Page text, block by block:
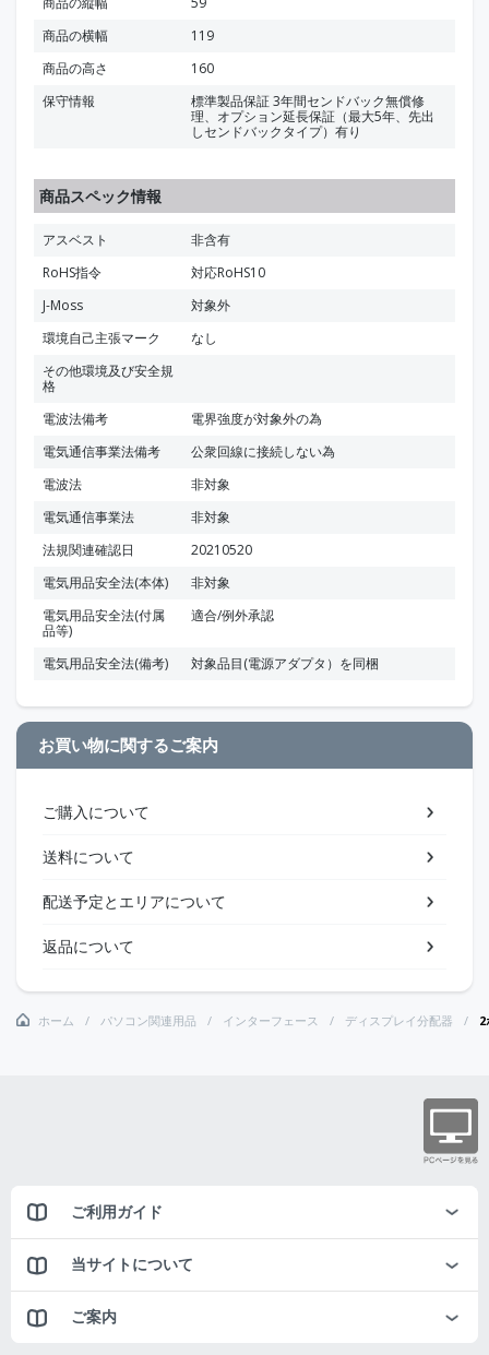
商品の横幅
119
商品の高さ
160
保守情報
標準製品保証 3年間センドバック無償修
理、オプション延長保証（最大5年、先出
しセンドバックタイプ）有り
商品スペック情報
アスベスト
非含有
RoHS指令
対応RoHS10
J-Moss
対象外
環境自己主張マーク
なし
その他環境及び安全規
格
電波法備考
電界強度が対象外の為
電気通信事業法備考
公衆回線に接続しない為
電波法
非対象
電気通信事業法
非対象
法規関連確認日
20210520
電気用品安全法(本体)
非対象
電気用品安全法(付属
品等)
適合/例外承認
電気用品安全法(備考) 対象品目(電源アダプタ）を同梱
お買い物に関するご案内
ご購入について
送料について
配送予定とエリアについて
返品について
ホーム パソコン関連用品 インターフェース ディスプレイ分配器
ご利用ガイド
当サイトについて
ご案内